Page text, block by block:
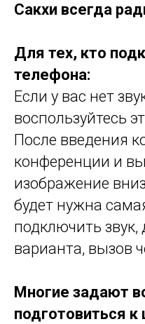
Сакхи всегда
Для тех, кто
телефона:
Если у вас нет
воспользуйтесь
После введения
конференции и
изображение
будет нужна
подключить звук,
варианта, вызов
Многие задают
подготовиться к